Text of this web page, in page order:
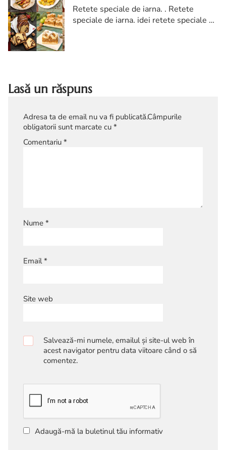
Retete speciale de iarna. . Retete
speciale de iarna. idei retete speciale de
Lasă un răspuns
Adresa ta de email nu va fi publicată.Câmpurile
obligatorii sunt marcate cu *
Comentariu *
Nume *
Email*
Site web
Salvează-mi numele, emailul și site-ul web în
acest navigator pentru data viitoare când o să
comentez.
Adaugă-mă la buletinul tău informativ